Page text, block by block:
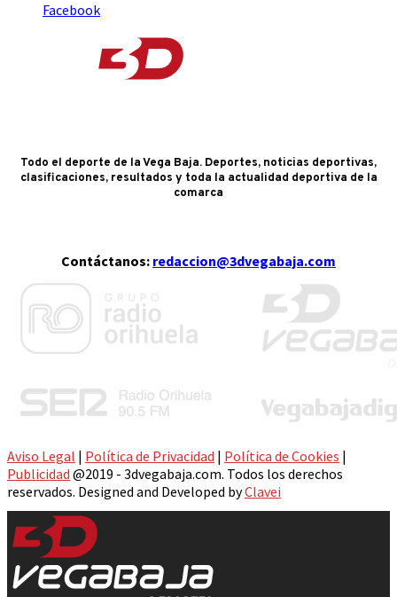
Facebook
Todo el deporte de la Vega Baja. Deportes, noticias deportivas,
clasificaciones, resultados y toda la actualidad deportiva de la
comarca
Contáctanos: redaccion@3dvegabaja.com
Aviso Legal | Política de Privacidad | Política de Cookies |
Publicidad @2019 - 3dvegabaja.com. Todos los derechos
reservados. Designed and Developed byClavei